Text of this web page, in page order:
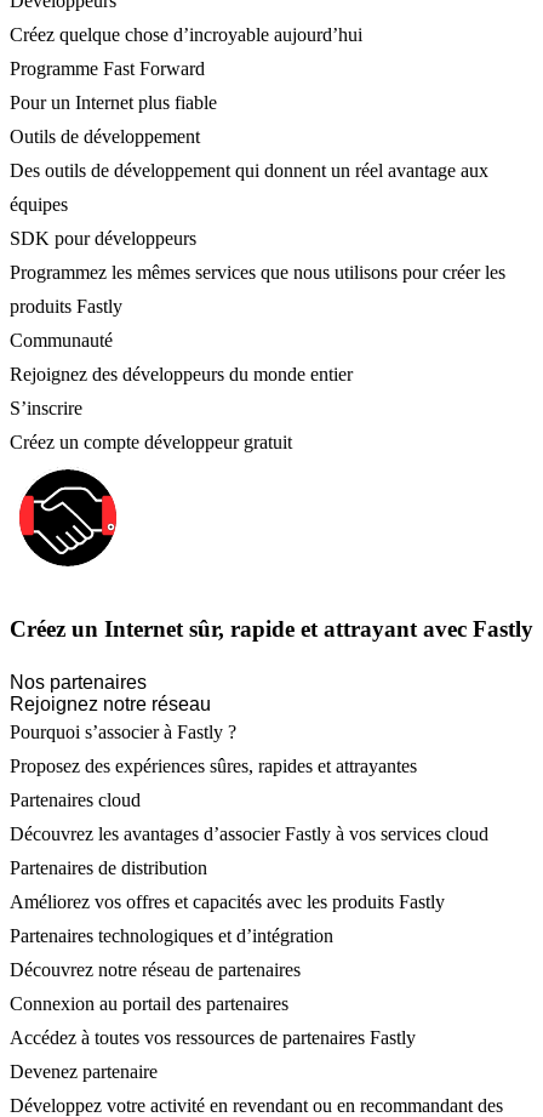
Créez quelque chose d’incroyable aujourd’hui
Programme Fast Forward
Pour un Internet plus fiable
Outils de développement
Des outils de développement qui donnent un réel avantage aux
équipes
SDK pour développeurs
Programmez les mêmes services que nous utilisons pour créer les
produits Fastly
Communauté
Rejoignez des développeurs du monde entier
S’inscrire
Créez un compte développeur gratuit
Créez un Internet sûr, rapide et attrayant avec Fastly
Nos partenaires
Rejoignez notre réseau
Pourquoi s’associer à Fastly ?
Proposez des expériences sûres, rapides et attrayantes
Partenaires cloud
Découvrez les avantages d’associer Fastly à vos services cloud
Partenaires de distribution
Améliorez vos offres et capacités avec les produits Fastly
Partenaires technologiques et d’intégration
Découvrez notre réseau de partenaires
Connexion au portail des partenaires
Accédez à toutes vos ressources de partenaires Fastly
Devenez partenaire
Développez votre activité en revendant ou en recommandant des